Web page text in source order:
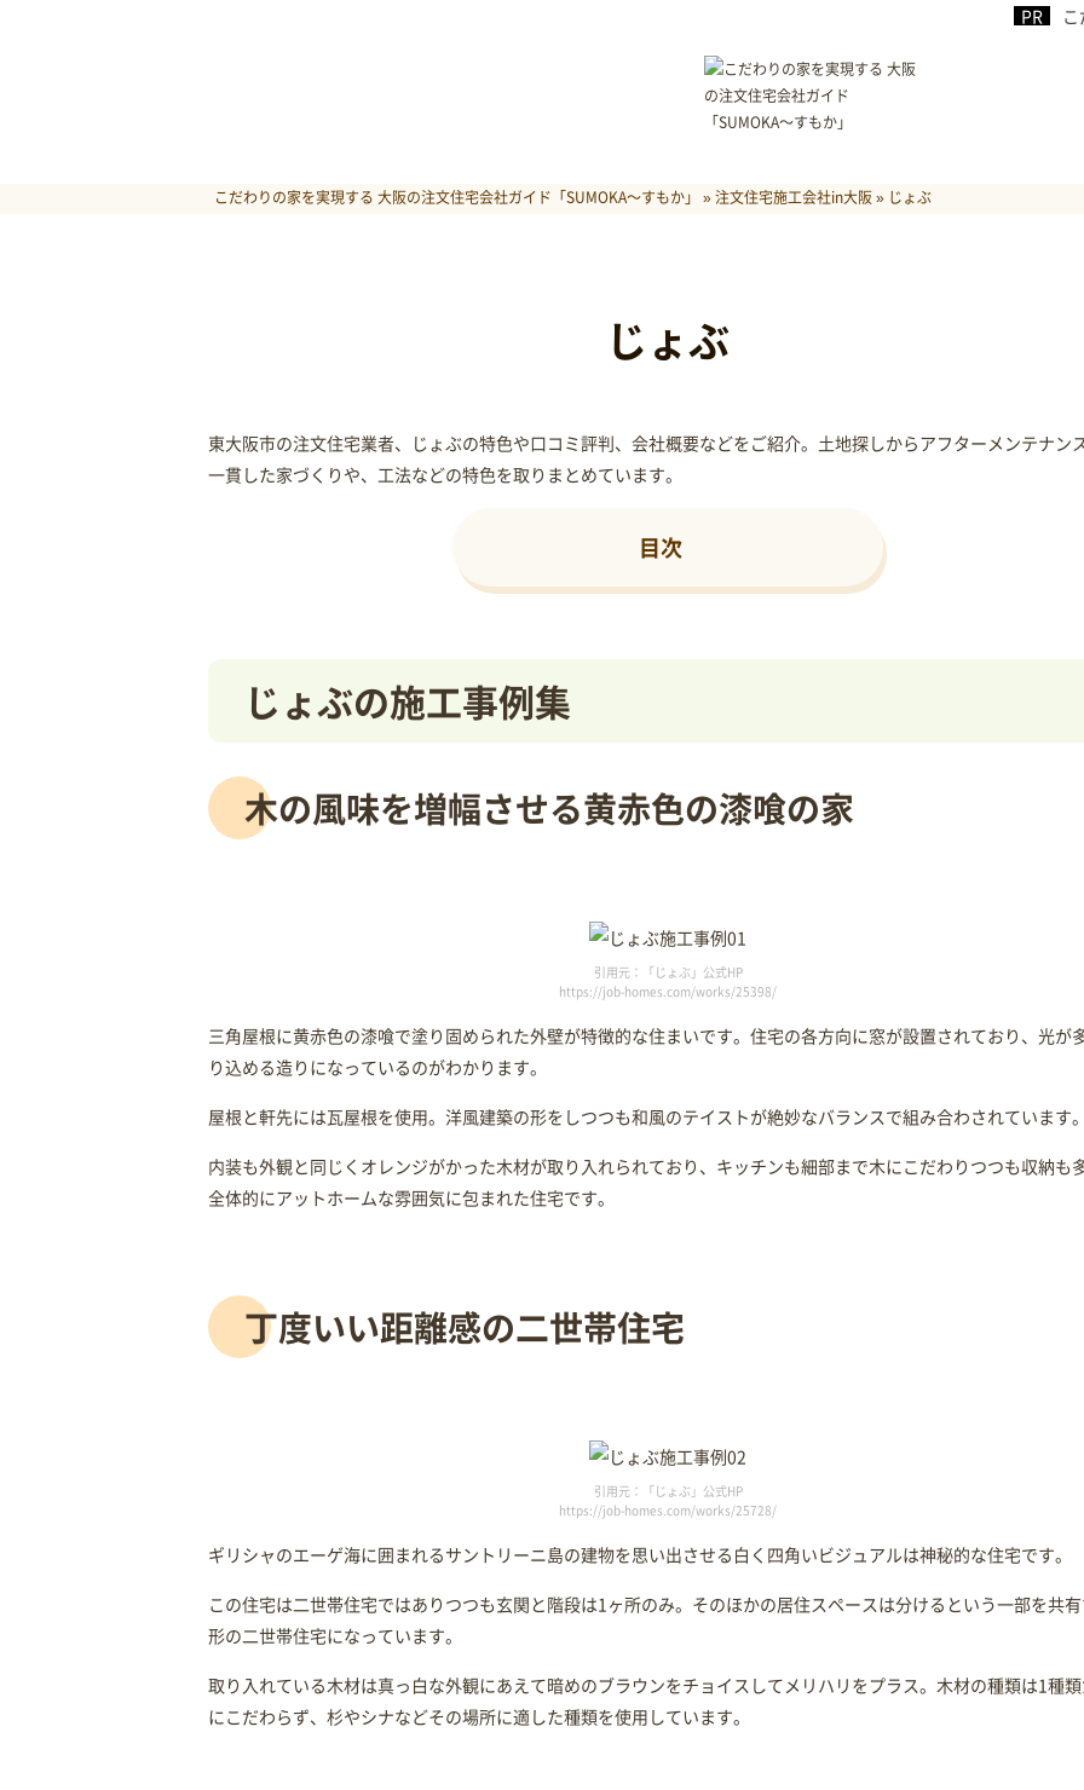
こだわりの家を実現する 大阪の注文住宅会社ガイド「SUMOKA～すもか」 »注文住宅施工会社in大阪» じょぶ
じょぶ
東大阪市の注文住宅業者、じょぶの特色や口コミ評判、会社概要などをご紹介。土地探しからアフターメンテナン
一貫した家づくりや、工法などの特色を取りまとめています。
目次
じょぶの施工事例集
木の風味を増幅させる黄赤色の漆喰の家
引用元：「じょぶ」公式HP
https://job-homes.com/works/25398/
三角屋根に黄赤色の漆喰で塗り固められた外壁が特徴的な住まいです。住宅の各方向に窓が設置されており、光が
り込める造りになっているのがわかります。
屋根と軒先には瓦屋根を使用。洋風建築の形をしつつも和風のテイストが絶妙なバランスで組み合わされています。
内装も外観と同じくオレンジがかった木材が取り入れられており、キッチンも細部まで木にこだわりつつも収納も多
全体的にアットホームな雰囲気に包まれた住宅です。
丁度いい距離感の二世帯住宅
引用元：「じょぶ」公式HP
https://job-homes.com/works/25728/
ギリシャのエーゲ海に囲まれるサントリーニ島の建物を思い出させる白く四角いビジュアルは神秘的な住宅です。
この住宅は二世帯住宅ではありつつも玄関と階段は1ヶ所のみ。そのほかの居住スペースは分けるという一部を共有
形の二世帯住宅になっています。
取り入れている木材は真っ白な外観にあえて暗めのブラウンをチョイスしてメリハリをプラス。木材の種類は1種
にこだわらず、杉やシナなどその場所に適した種類を使用しています。